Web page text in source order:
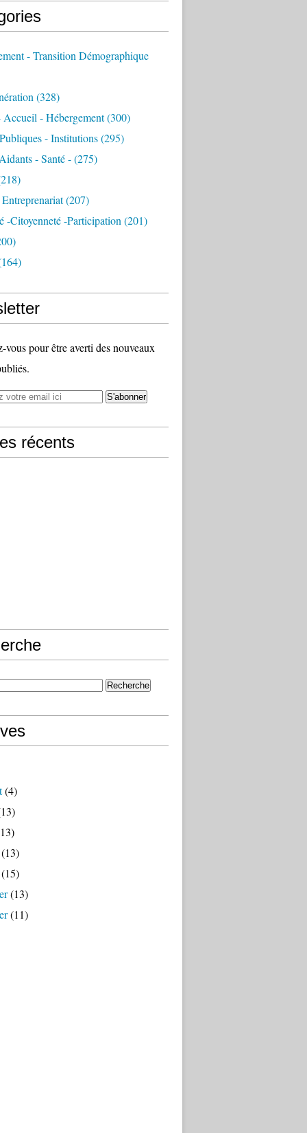
- Transition Démographique
(328)
Accueil - Hébergement(300)
- Institutions(295)
- Santé -(275)
(207)
-citoyenneté -participation (201)
vous pour être averti des nouveaux
récents
(4)
(13)
(11)